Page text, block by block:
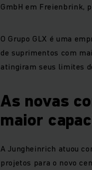
GmbH em Freienbrink,
O Grupo GLX é uma
de suprimentos com
atingiram seus limites
As novas
maior
A Jungheinrich atuou
projetos para o novo